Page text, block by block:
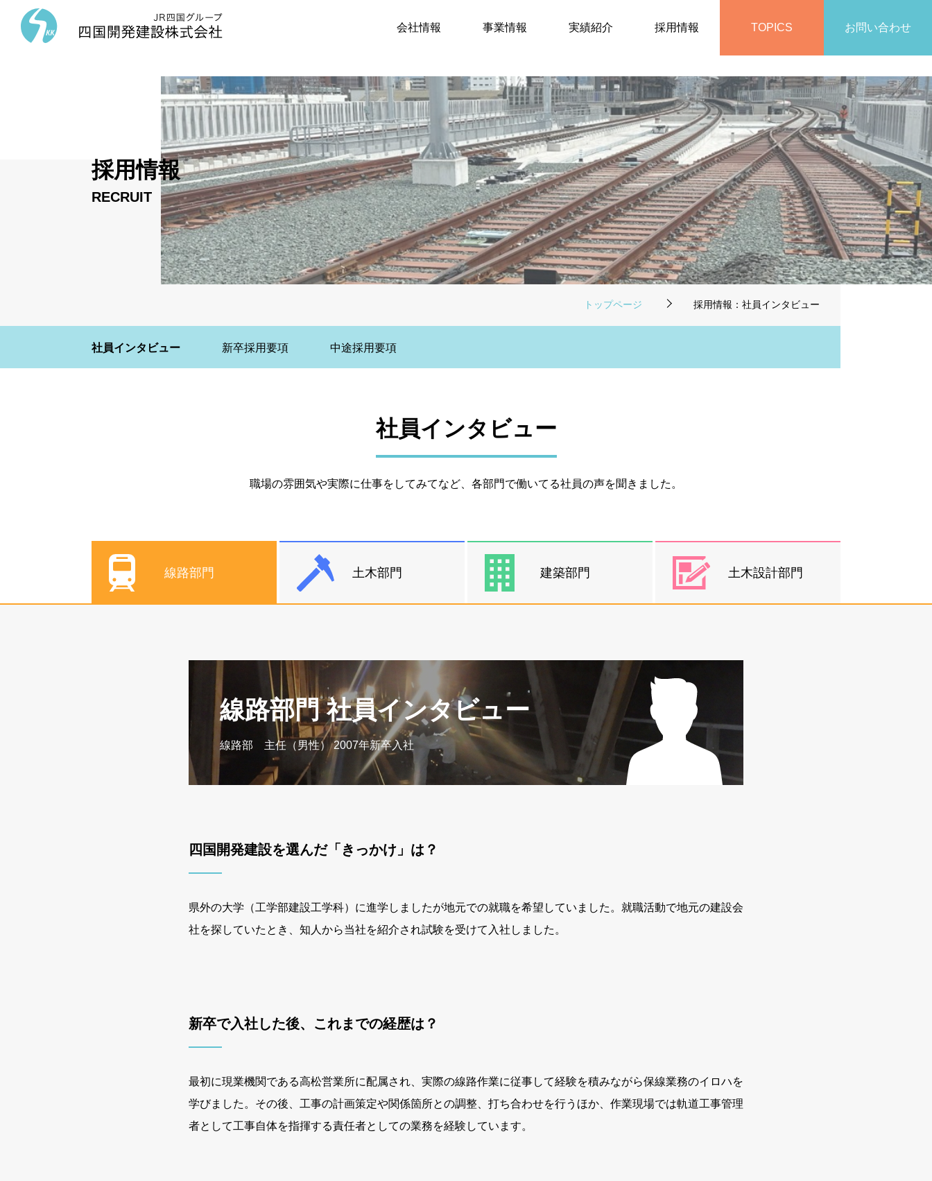
会社情報 事業情報 実績紹介 採用情報 TOPICS お問い合わせ
採用情報
RECRUIT
トップページ 採用情報：社員インタビュー
社員インタビュー 新卒採用要項 中途採用要項
社員インタビュー
職場の雰囲気や実際に仕事をしてみてなど、各部門で働いてる社員の声を聞きました。
線路部門 土木部門 建築部門 土木設計部門
線路部門 社員インタビュー
線路部 主任（男性）2007年新卒入社
四国開発建設を選んだ「きっかけ」は？
県外の大学（工学部建設工学科）に進学しましたが地元での就職を希望していました。就職活動で地元の建設会
社を探していたとき、知人から当社を紹介され試験を受けて入社しました。
新卒で入社した後、これまでの経歴は？
最初に現業機関である高松営業所に配属され、実際の線路作業に従事して経験を積みながら保線業務のイロハを
学びました。その後、工事の計画策定や関係箇所との調整、打ち合わせを行うほか、作業現場では軌道工事管理
者として工事自体を指揮する責任者としての業務を経験しています。